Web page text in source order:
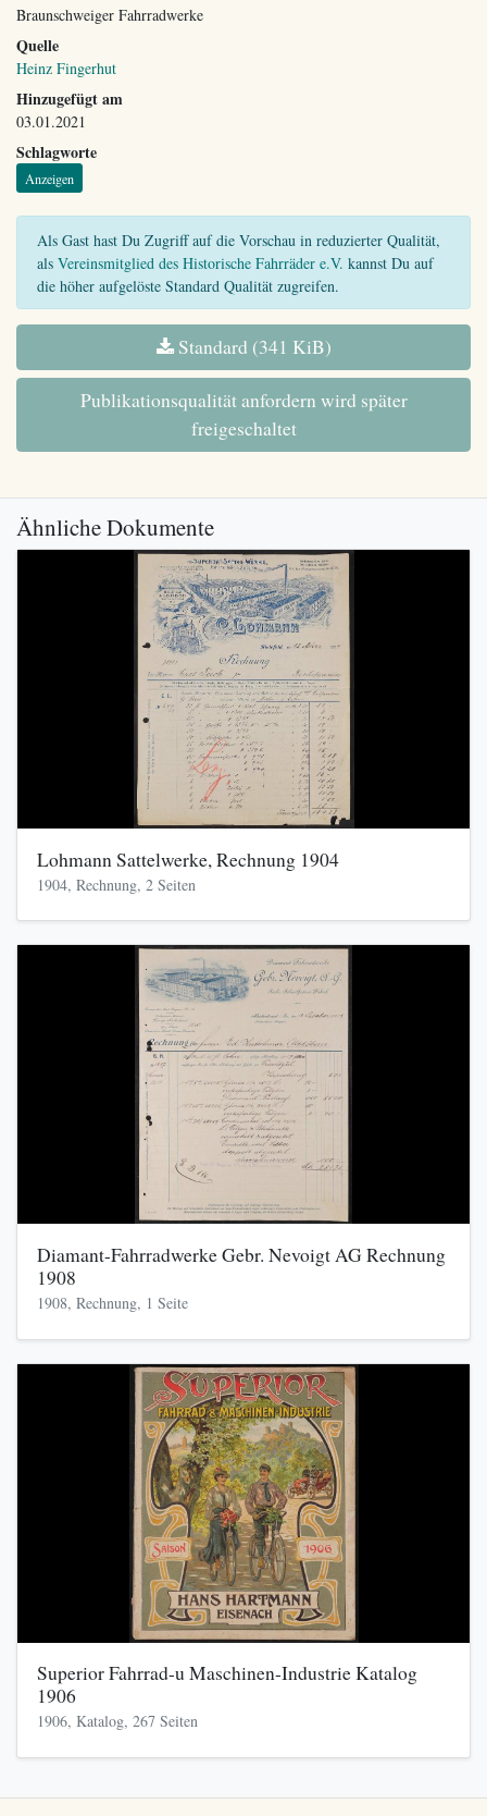
Braunschweiger Fahrradwerke
Quelle
Heinz Fingerhut
Hinzugefügt am
03.01.2021
Schlagworte
Anzeigen
Als Gast hast Du Zugriff auf die Vorschau in reduzierter Qualität,
als Vereinsmitglied des Historische Fahrräder e.V. kannst Du auf
die höher aufgelöste Standard Qualität zugreifen.
Standard (341 KiB)
Publikationsqualität anfordern wird später
freigeschaltet
Ähnliche Dokumente
Lohmann Sattelwerke, Rechnung 1904
1904, Rechnung, 2 Seiten
Diamant-Fahrradwerke Gebr. Nevoigt AG Rechnung
1908
1908, Rechnung, 1 Seite
Superior Fahrrad-u Maschinen-Industrie Katalog
1906
1906, Katalog, 267 Seiten